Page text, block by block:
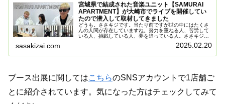
宮城県で結成された音楽ユニット【SAMURAI
APARTMENT】が大崎市でライブを開催してい
たので潜入して取材してきました
どうも。ささキジです。当たり前ですが世の中にはたくさ
んの人間が存在していますね。努力を重ねる人、苦労して
いる人、挑戦している人、夢を追っている人。ささキジそ
sasakizai.com 2025.02.20
ブース出展に関してはこちらのSNSアカウントで1店舗ご
とに紹介されています。気になった方はチェックしてみて